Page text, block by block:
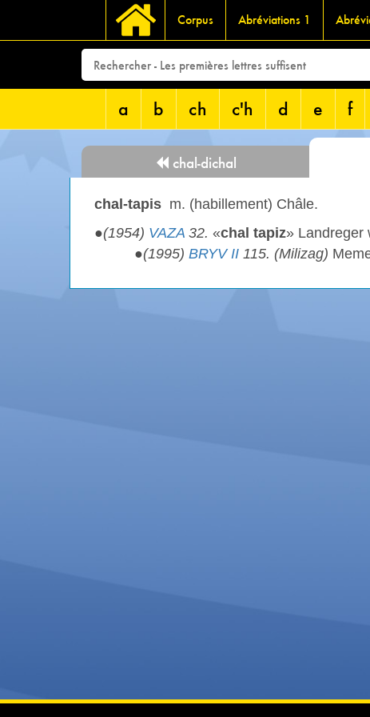
Corpus Abréviations 1
a b ch c'h d e f
chal-dichal
chal-tapis m. (habillement) Châle.
●(1954) VAZA 32. «chal tapiz» Landreger
●(1995) BRYV II 115. (Milizag)